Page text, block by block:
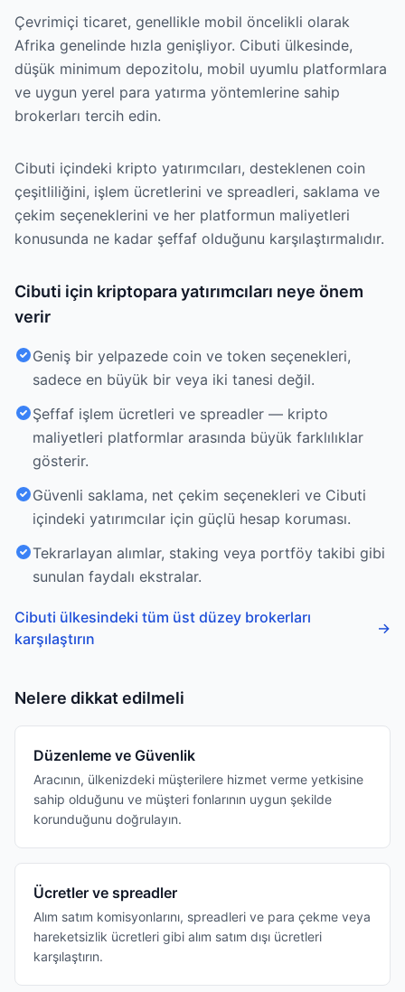
Çevrimiçi ticaret, genellikle mobil öncelikli olarak
Afrika genelinde hızla genişliyor. Cibuti ülkesinde,
düşük minimum depozitolu, mobil uyumlu platformlara
ve uygun yerel para yatırma yöntemlerine sahip
brokerları tercih edin.
Cibuti içindeki kripto yatırımcıları, desteklenen coin
çeşitliliğini, işlem ücretlerini ve spreadleri, saklama ve
çekim seçeneklerini ve her platformun maliyetleri
konusunda ne kadar şeffaf olduğunu karşılaştırmalıdır.
Cibuti için kriptopara yatırımcıları neye önem
verir
Geniş bir yelpazede coin ve token seçenekleri,
sadece en büyük bir veya iki tanesi değil.
Şeffaf işlem ücretleri ve spreadler — kripto
maliyetleri platformlar arasında büyük farklılıklar
gösterir.
Güvenli saklama, net çekim seçenekleri ve Cibuti
içindeki yatırımcılar için güçlü hesap koruması.
Tekrarlayan alımlar, staking veya portföy takibi gibi
sunulan faydalı ekstralar.
Cibuti ülkesindeki tüm üst düzey brokerları
karşılaştırın
→
Nelere dikkat edilmeli
Düzenleme ve Güvenlik
Aracının, ülkenizdeki müşterilere hizmet verme yetkisine
sahip olduğunu ve müşteri fonlarının uygun şekilde
korunduğunu doğrulayın.
Ücretler ve spreadler
Alım satım komisyonlarını, spreadleri ve para çekme veya
hareketsizlik ücretleri gibi alım satım dışı ücretleri
karşılaştırın.